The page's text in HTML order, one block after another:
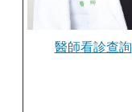
醫師看診查詢